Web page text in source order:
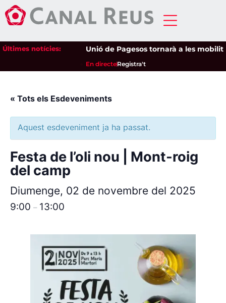
Últimes notícies: Unió de Pagesos tornarà a les
En directeRegistra't
« Tots els Esdeveniments
Aquest esdeveniment ja ha passat.
Festa de l’oli nou | Mont-roig
del camp
Diumenge, 02 de novembre del 2025
9:00 – 13:00